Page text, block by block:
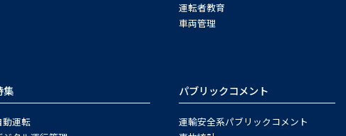
運転者教育
車両管理
集
動運転
パブリックコメント
運輸安全系パブリックコメント